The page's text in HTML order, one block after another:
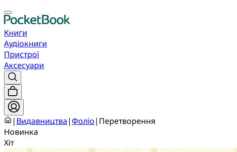
Книги
Аудіокниги
Пристрої
Аксесуари
| Видавництва|Фоліо| Перетворення
Новинка
Хіт